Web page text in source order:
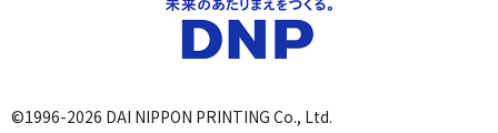
©1996-2026 DAI NIPPON PRINTING Co., Ltd.